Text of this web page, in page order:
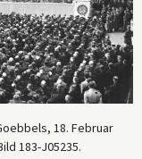
18. Februar
183-J05235.